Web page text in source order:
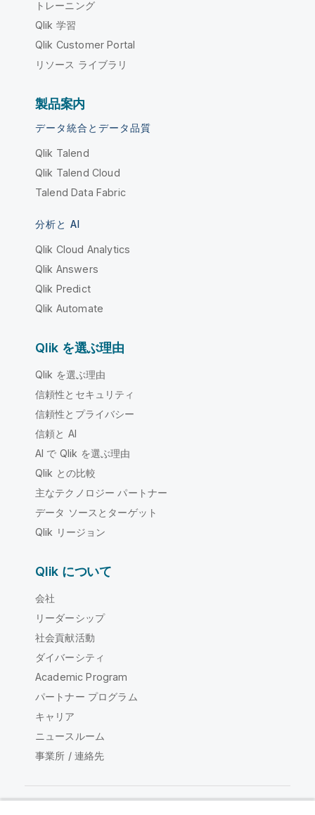
トレーニング
Qlik 学習
Qlik Customer Portal
リソース ライブラリ
製品案内
データ統合とデータ品質
Qlik Talend
Qlik Talend Cloud
Talend Data Fabric
分析と AI
Qlik Cloud Analytics
Qlik Answers
Qlik Predict
Qlik Automate
Qlik を選ぶ理由
Qlik を選ぶ理由
信頼性とセキュリティ
信頼性とプライバシー
信頼と AI
AI で Qlik を選ぶ理由
Qlik との比較
主なテクノロジー パートナー
データ ソースとターゲット
Qlik リージョン
Qlik について
会社
リーダーシップ
社会貢献活動
ダイバーシティ
Academic Program
パートナー プログラム
キャリア
ニュースルーム
事業所 / 連絡先